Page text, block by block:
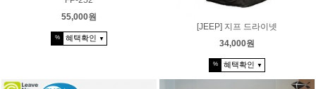
55,000원
% 혜택확인 ▼
[JEEP] 지프 드라이넷
34,000원
% 혜택확인 ▼